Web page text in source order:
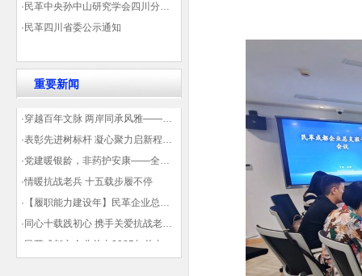
·民革中央孙中山研究学会四川分会领导机构及成员名单
·民革四川省委公示通知
重要新闻
·穿越百年文脉 两岸同承风雅——民革四川省委会“中山天府大讲堂”第三讲在蓉举办
·表彰先进树标杆 凝心聚力启新程——民革企业总支部参加2025年度先进表彰大会有感
·党建暖银龄，非药护安康——全球健康公益大讲堂温情纪实
·情暖抗战老兵 十五载步履不停
·【履职能力建设年】民革企业总支部联合多地民革基层组织发起“夏日送清凉”活动 致敬“乡镇美容师”
·同心十载践初心 携手关爱抗战老兵——民革企业总支部 十年帮扶抗战老兵工作纪实